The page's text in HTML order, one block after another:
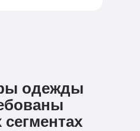
одежды